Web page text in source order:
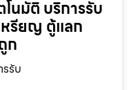
นมัติ บริการรับ
หรียญ ตู้แลก
ก
รับ